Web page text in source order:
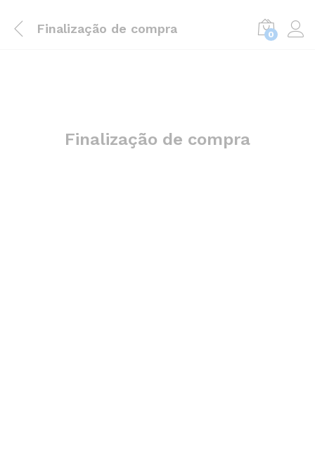
Finalização de compra 0
Finalização de compra